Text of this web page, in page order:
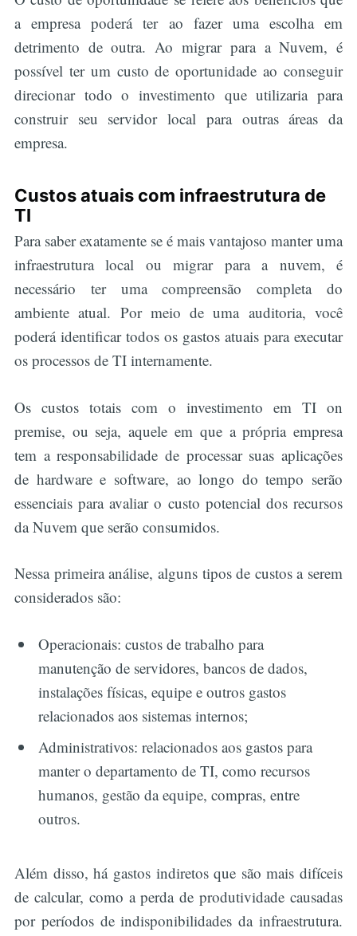
a empresa poderá ter ao fazer uma escolha em
detrimento de outra. Ao migrar para a Nuvem, é
possível ter um custo de oportunidade ao conseguir
direcionar todo o investimento que utilizaria para
construir seu servidor local para outras áreas da
empresa.
Custos atuais com infraestrutura de
TI
Para saber exatamente se é mais vantajoso manter uma
infraestrutura local ou migrar para a nuvem, é
necessário ter uma compreensão completa do
ambiente atual. Por meio de uma auditoria, você
poderá identificar todos os gastos atuais para executar
os processos de TI internamente.
Os custos totais com o investimento em TI on
premise, ou seja, aquele em que a própria empresa
tem a responsabilidade de processar suas aplicações
de hardware e software, ao longo do tempo serão
essenciais para avaliar o custo potencial dos recursos
da Nuvem que serão consumidos.
Nessa primeira análise, alguns tipos de custos a serem
considerados são:
Operacionais: custos de trabalho para
manutenção de servidores, bancos de dados,
instalações físicas, equipe e outros gastos
relacionados aos sistemas internos;
Administrativos: relacionados aos gastos para
manter o departamento de TI, como recursos
humanos, gestão da equipe, compras, entre
outros.
Além disso, há gastos indiretos que são mais difíceis
de calcular, como a perda de produtividade causadas
por períodos de indisponibilidades da infraestrutura.